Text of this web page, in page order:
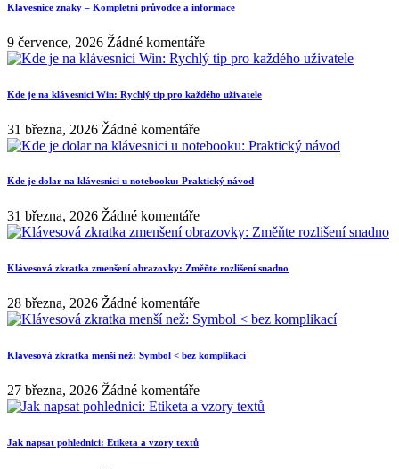
Klávesnice znaky – Kompletní průvodce a informace
9 července, 2026 Žádné komentáře
Kde je na klávesnici Win: Rychlý tip pro každého uživatele
31 března, 2026 Žádné komentáře
Kde je dolar na klávesnici u notebooku: Praktický návod
31 března, 2026 Žádné komentáře
Klávesová zkratka zmenšení obrazovky: Změňte rozlišení snadno
28 března, 2026 Žádné komentáře
Klávesová zkratka menší než: Symbol < bez komplikací
27 března, 2026 Žádné komentáře
Jak napsat pohlednici: Etiketa a vzory textů